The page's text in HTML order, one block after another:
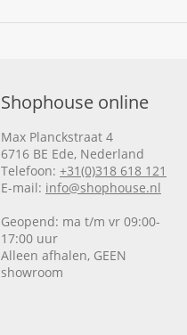
Shophouse online
Max Planckstraat 4
6716 BE Ede, Nederland
Telefoon: +31(0)318 618 121
E-mail: info@shophouse.nl
Geopend: ma t/m vr 09:00-
17:00 uur
Alleen afhalen, GEEN
showroom